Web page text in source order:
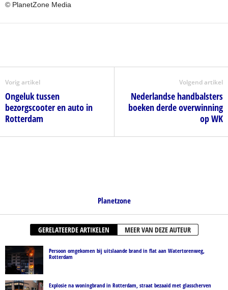
© PlanetZone Media
Vorig artikel
Ongeluk tussen
bezorgscooter en auto in
Rotterdam
Volgend artikel
Nederlandse handbalsters
boeken derde overwinning
op WK
Planetzone
GERELATEERDE ARTIKELEN MEER VAN DEZE AUTEUR
Persoon omgekomen bij uitslaande brand in flat aan Watertorenweg,
Rotterdam
Explosie na woningbrand in Rotterdam, straat bezaaid met glasscherven